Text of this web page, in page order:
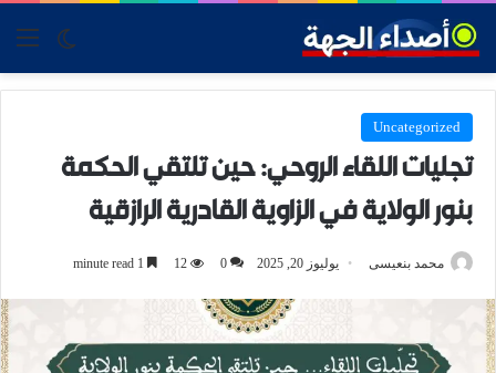
skin
Uncategorized
تجليات اللقاء الروحي: حين تلتقي الحكمة
بنور الولاية في الزاوية القادرية الرازقية
محمد بنعيسى يوليوز 20, 2025 0
12